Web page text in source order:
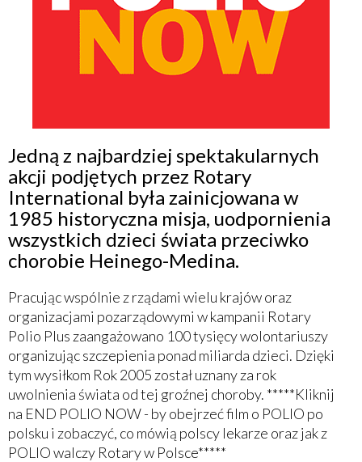
Jedną z najbardziej spektakularnych
akcji podjętych przez Rotary
International była zainicjowana w
1985 historyczna misja, uodpornienia
wszystkich dzieci świata przeciwko
chorobie Heinego-Medina.
Pracując wspólnie z rządami wielu krajów oraz
organizacjami pozarządowymi w kampanii Rotary
Polio Plus zaangażowano 100 tysięcy wolontariuszy
organizując szczepienia ponad miliarda dzieci. Dzięki
tym wysiłkom Rok 2005 został uznany za rok
uwolnienia świata od tej groźnej choroby. *****Kliknij
na END POLIO NOW - by obejrzeć film o POLIO po
polsku i zobaczyć, co mówią polscy lekarze oraz jak z
POLIO walczy Rotary w Polsce*****